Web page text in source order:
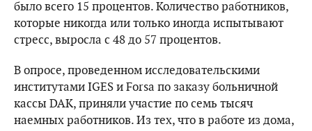
было всего 15 процентов. Количество работников,
которые никогда или только иногда испытывают
стресс, выросла с 48 до 57 процентов.
В опросе, проведенном исследовательскими
институтами IGES и Forsa по заказу больничной
кассы DAK, приняли участие по семь тысяч
наемных работников. Из тех, что в работе из дома,